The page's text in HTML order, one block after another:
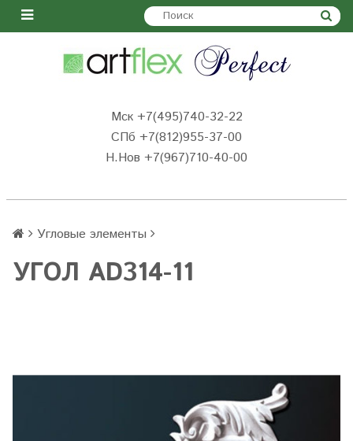
Мск +7(495)740-32-22
СПб +7(812)955-37-00
Н.Нов +7(967)710-40-00
Угловые элементы
УГОЛ AD314-11